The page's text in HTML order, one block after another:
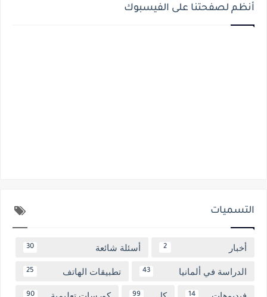
أنظم لصفحتنا على الفيسبوك
التسميات
أخبار 2 أسئلة شائعة 30
الدراسة في ألمانيا 43 تطبيقات الهاتف 25
14
99
90